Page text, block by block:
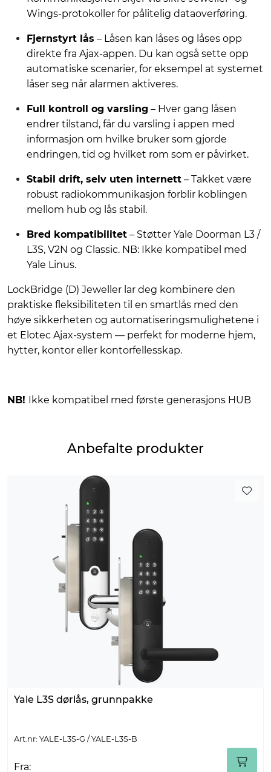
Wings-protokoller for pålitelig dataoverføring.
Fjernstyrt lås – Låsen kan låses og låses opp
direkte fra Ajax-appen. Du kan også sette opp
automatiske scenarier, for eksempel at systemet
låser seg når alarmen aktiveres.
Full kontroll og varsling – Hver gang låsen
endrer tilstand, får du varsling i appen med
informasjon om hvilke bruker som gjorde
endringen, tid og hvilket rom som er påvirket.
Stabil drift, selv uten internett – Takket være
robust radiokommunikasjon forblir koblingen
mellom hub og lås stabil.
Bred kompatibilitet – Støtter Yale Doorman L3 /
L3S, V2N og Classic. NB: Ikke kompatibel med
Yale Linus.
LockBridge (D) Jeweller lar deg kombinere den
praktiske fleksibiliteten til en smartlås med den
høye sikkerheten og automatiseringsmulighetene i
et Elotec Ajax-system — perfekt for moderne hjem,
hytter, kontor eller kontorfellesskap.
NB! Ikke kompatibel med første generasjons HUB
Anbefalte produkter
Yale L3S dørlås, grunnpakke
Art.nr: YALE-L3S-G / YALE-L3S-B
Fra: